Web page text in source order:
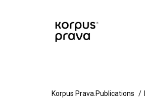
Korpus Prava.Publications